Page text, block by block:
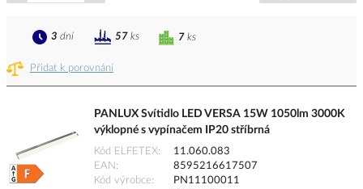
Přidat k porovnání
7 ks
3 dní 57 ks
PANLUX Svítidlo LED VERSA 15W 1050lm 3000K
výklopné s vypínačem IP20 stříbrná
Kód ELFETEX
11.060.083
EAN
8595216617507
Kód výrobce
PN11100011